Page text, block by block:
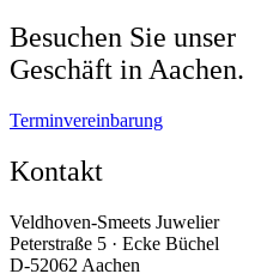
Besuchen Sie unser
Geschäft in Aachen.
Terminvereinbarung
Kontakt
Veldhoven-Smeets Juwelier
Peterstraße 5 · Ecke Büchel
D-52062 Aachen